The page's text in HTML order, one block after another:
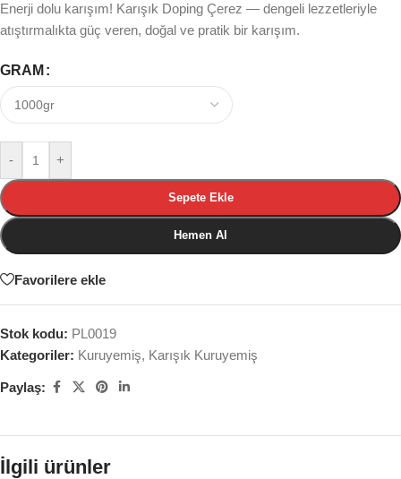
Enerji dolu karışım! Karışık Doping Çerez — dengeli lezzetleriyle
atıştırmalıkta güç veren, doğal ve pratik bir karışım.
GRAM
- +
Sepete Ekle
Hemen Al
Favorilere ekle
Stok kodu: PL0019
Kategoriler: Kuruyemiş, Karışık Kuruyemiş
Paylaş:
İlgili ürünler